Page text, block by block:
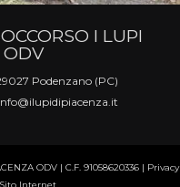
I LUPI
ODV
Podenzano (PC)
ODV | C.F. 91058620336 | Privacy
Internet